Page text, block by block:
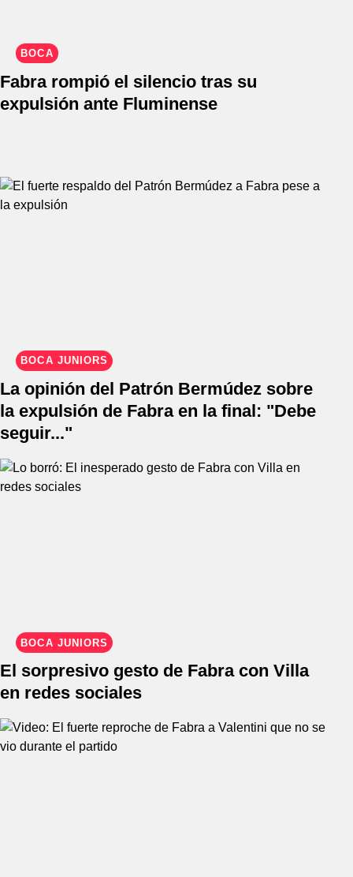
BOCA
Fabra rompió el silencio tras su
expulsión ante Fluminense
BOCA JUNIORS
La opinión del Patrón Bermúdez sobre
la expulsión de Fabra en la final: "Debe
seguir..."
BOCA JUNIORS
El sorpresivo gesto de Fabra con Villa
en redes sociales